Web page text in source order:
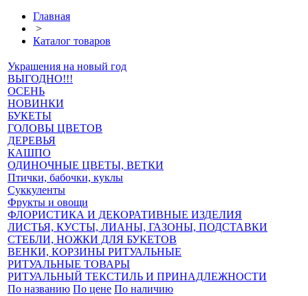
Главная
>
Каталог товаров
Украшения на новый год
ВЫГОДНО!!!
ОСЕНЬ
НОВИНКИ
БУКЕТЫ
ГОЛОВЫ ЦВЕТОВ
ДЕРЕВЬЯ
КАШПО
ОДИНОЧНЫЕ ЦВЕТЫ, ВЕТКИ
Птички, бабочки, куклы
Суккуленты
Фрукты и овощи
ФЛОРИСТИКА И ДЕКОРАТИВНЫЕ ИЗДЕЛИЯ
ЛИСТЬЯ, КУСТЫ, ЛИАНЫ, ГАЗОНЫ, ПОДСТАВКИ
СТЕБЛИ, НОЖКИ ДЛЯ БУКЕТОВ
ВЕНКИ, КОРЗИНЫ РИТУАЛЬНЫЕ
РИТУАЛЬНЫЕ ТОВАРЫ
РИТУАЛЬНЫЙ ТЕКСТИЛЬ И ПРИНАДЛЕЖНОСТИ
По названию По цене По наличию